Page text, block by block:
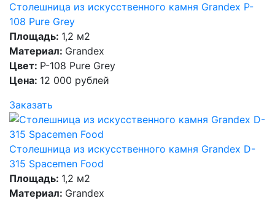
Столешница из искусственного камня Grandex P-
108 Pure Grey
Площадь: 1,2 м2
Материал: Grandex
Цвет: P-108 Pure Grey
Цена: 12 000 рублей
Заказать
Столешница из искусственного камня Grandex D-
315 Spacemen Food
Площадь: 1,2 м2
Материал: Grandex